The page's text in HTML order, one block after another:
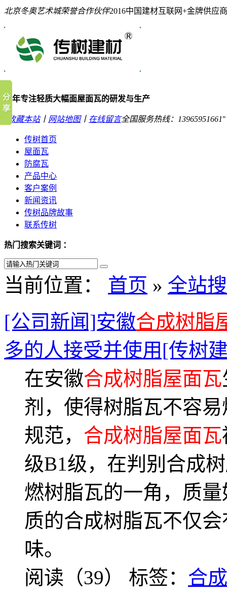
北京冬奥艺术城荣誉合作伙伴2016中国建材互联网+金牌供应商
10年专注轻质大幅面屋面瓦的研发与生产
收藏本站丨 网站地图丨 在线留言全国服务热线： 13965951661
传树首页
屋面瓦
防腐瓦
产品中心
客户案例
新闻资讯
传树品牌故事
联系传树
热门搜索关键词 ：
当前位置： 首页 » 全站
[公司新闻]安徽合成树脂
多的人接受并使用[传树
在安徽合成树脂屋面瓦
剂，使得树脂瓦不容
规范， 合成树脂屋面瓦
级B1级，在判别合成
燃树脂瓦的一角，质
质的合成树脂瓦不仅
味。
阅读（39） 标签： 合